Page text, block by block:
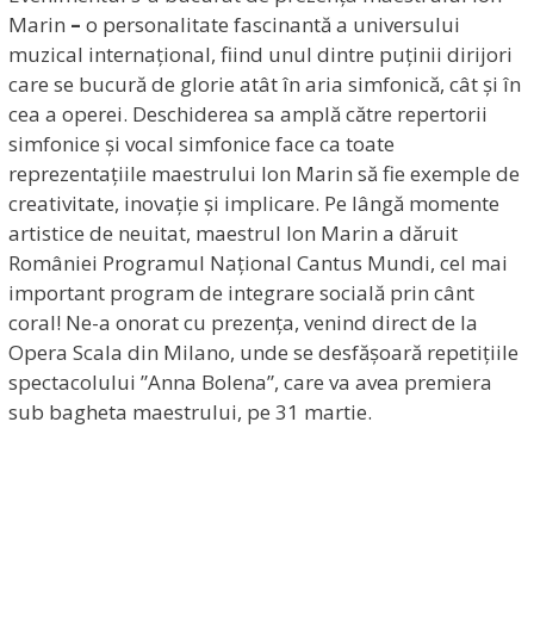
Marin – o personalitate fascinantă a universului
muzical internațional, fiind unul dintre puținii dirijori
care se bucură de glorie atât în aria simfonică, cât și în
cea a operei. Deschiderea sa amplă către repertorii
simfonice și vocal simfonice face ca toate
reprezentațiile maestrului Ion Marin să fie exemple de
creativitate, inovație și implicare. Pe lângă momente
artistice de neuitat, maestrul Ion Marin a dăruit
României Programul Național Cantus Mundi, cel mai
important program de integrare socială prin cânt
coral! Ne-a onorat cu prezența, venind direct de la
Opera Scala din Milano, unde se desfășoară repetițiile
spectacolului ”Anna Bolena”, care va avea premiera
sub bagheta maestrului, pe 31 martie.